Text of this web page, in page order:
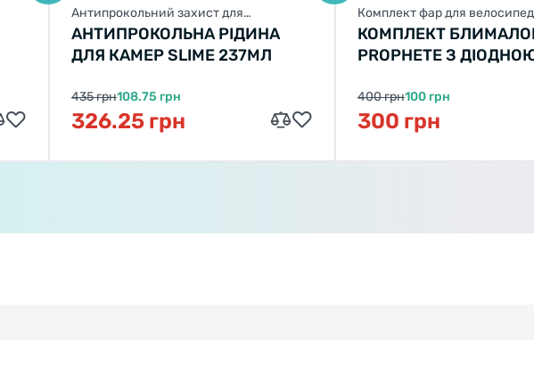
Антипрокольний захист для
велосипеда
АНТИПРОКОЛЬНА РІДИНА
ДЛЯ КАМЕР SLIME 237МЛ
435 грн108.75 грн
326.25 грн
Комплект фар для
КОМПЛЕКТ
PROPHETE З
400 грн100 грн
300 грн